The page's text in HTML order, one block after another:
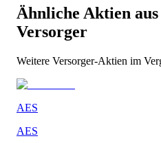
Ähnliche Aktien
Versorger
Weitere Versorger-Aktien im
AES
AES